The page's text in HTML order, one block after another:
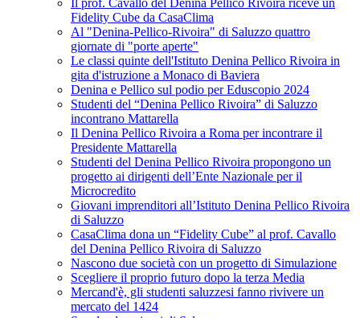
Il prof. Cavallo del Denina Pellico Rivoira riceve un
Fidelity Cube da CasaClima
Al "Denina-Pellico-Rivoira" di Saluzzo quattro
giornate di "porte aperte"
Le classi quinte dell'Istituto Denina Pellico Rivoira in
gita d'istruzione a Monaco di Baviera
Denina e Pellico sul podio per Eduscopio 2024
Studenti del “Denina Pellico Rivoira” di Saluzzo
incontrano Mattarella
Il Denina Pellico Rivoira a Roma per incontrare il
Presidente Mattarella
Studenti del Denina Pellico Rivoira propongono un
progetto ai dirigenti dell’Ente Nazionale per il
Microcredito
Giovani imprenditori all’Istituto Denina Pellico Rivoira
di Saluzzo
CasaClima dona un “Fidelity Cube” al prof. Cavallo
del Denina Pellico Rivoira di Saluzzo
Nascono due società con un progetto di Simulazione
Scegliere il proprio futuro dopo la terza Media
Mercand'è, gli studenti saluzzesi fanno rivivere un
mercato del 1424